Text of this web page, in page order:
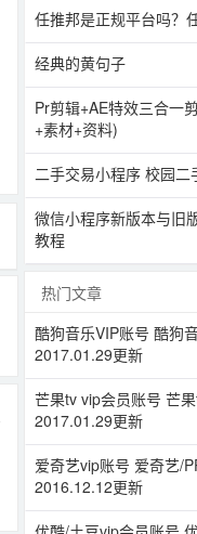
任推邦是正规平台吗？
经典的黄句子
Pr剪辑+AE特效三合一
+素材+资料)
二手交易小程序 校园
微信小程序新版本与旧
教程
热门文章
酷狗音乐VIP账号 酷狗
2017.01.29更新
芒果tv vip会员账号 芒
2017.01.29更新
爱奇艺vip账号 爱奇艺/
2016.12.12更新